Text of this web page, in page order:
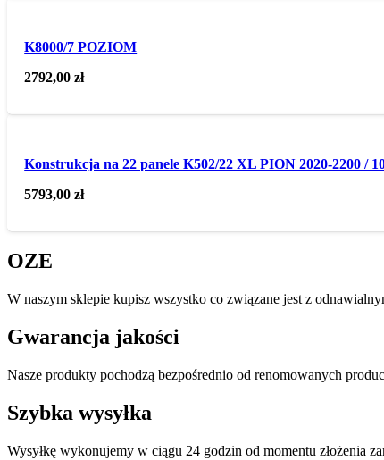
K8000/7 POZIOM
2792,00zł
Konstrukcja na 22 panele K502/22 XL PION 2020-2200 /
5793,00zł
OZE
W naszym sklepie kupisz wszystko co związane jest z
Gwarancja jakości
Nasze produkty pochodzą bezpośrednio od renomowanych
Szybka wysyłka
Wysyłkę wykonujemy w ciągu 24 godzin od momentu złożenia